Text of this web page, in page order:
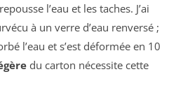
l’eau et les taches. J’ai
à un verre d’eau renversé ;
l’eau et s’est déformée en 10
du carton nécessite cette